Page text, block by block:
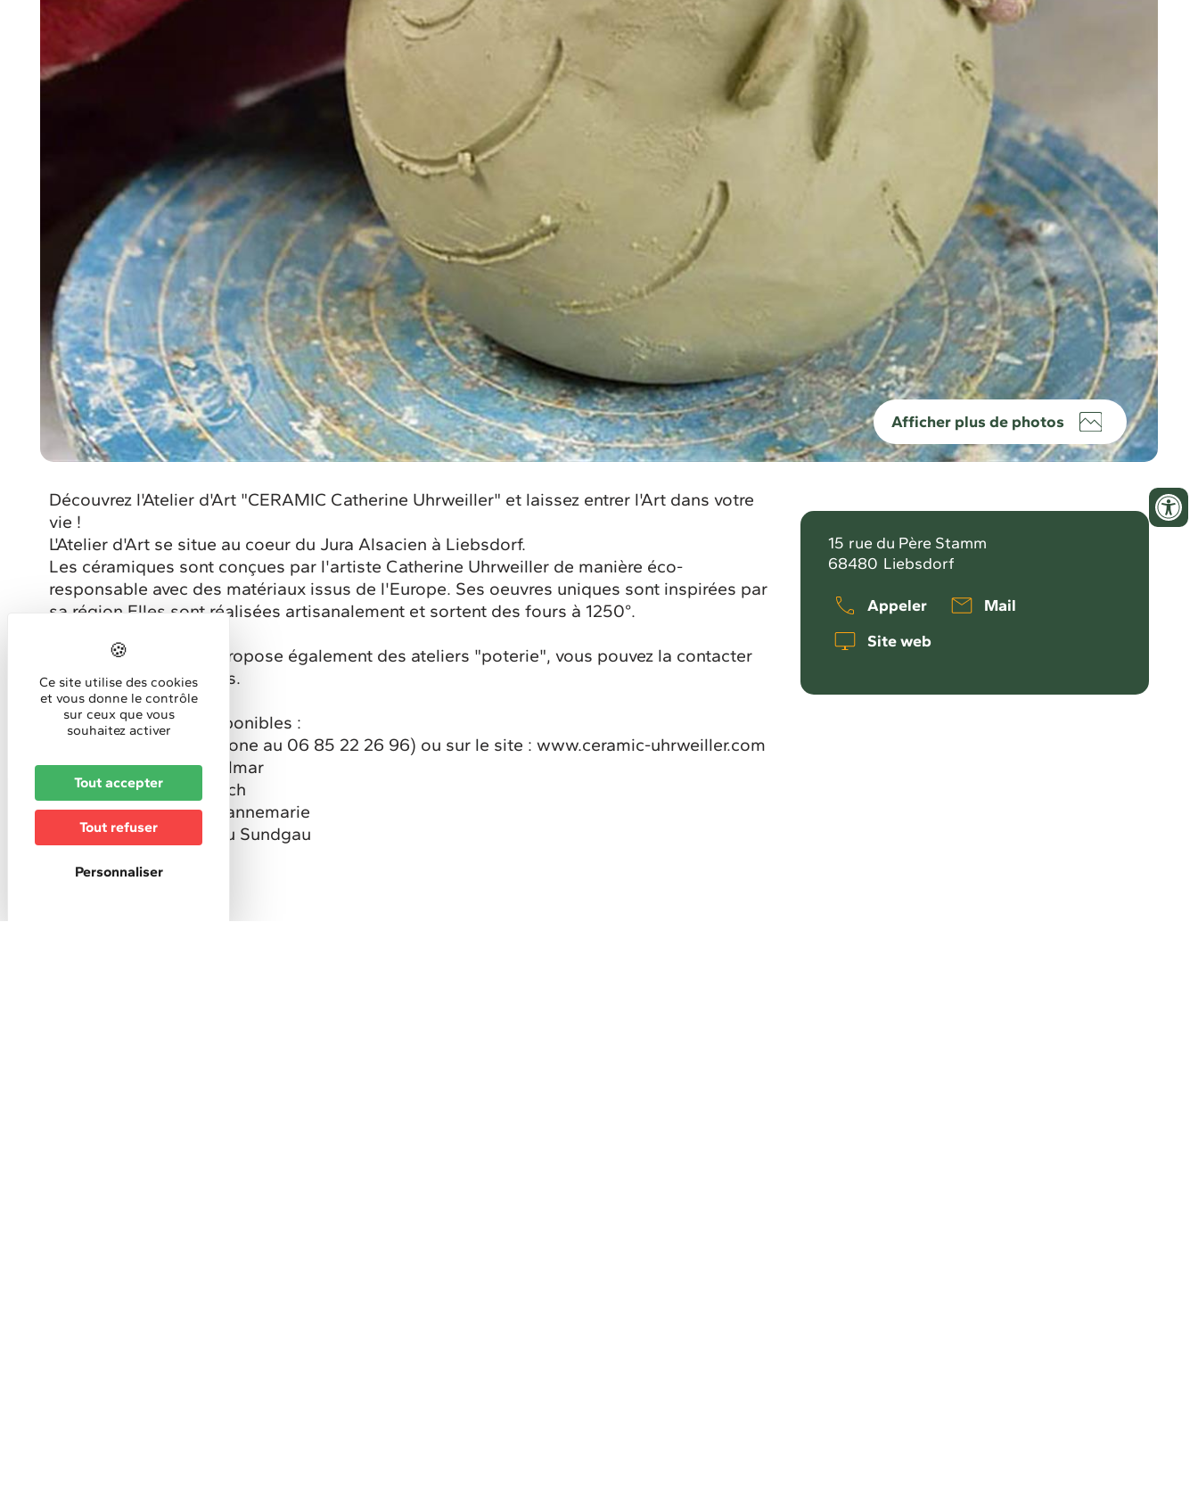
Afficher plus de photos
15 rue du Père Stamm
68480 Liebsdorf
Appeler
Mail
Site web
Découvrez l'Atelier d'Art "CERAMIC Catherine Uhrweiller" et laissez entrer l'Art dans votre
vie !
L'Atelier d'Art se situe au coeur du Jura Alsacien à Liebsdorf.
Les céramiques sont conçues par l'artiste Catherine Uhrweiller de manière éco-
responsable avec des matériaux issus de l'Europe. Ses oeuvres uniques sont inspirées par
sa région.Elles sont réalisées artisanalement et sortent des fours à 1250°.
Catherine Uhrweiller propose également des ateliers "poterie", vous pouvez la contacter
pour plus de précisions.
Les créations sont disponibles :
- A l'atelier (par téléphone au 06 85 22 26 96) ou sur le site : www.ceramic-uhrweiller.com
- Alsace Boutique : Colmar
- Black and Tea : Altkirch
- La couture florale : Dannemarie
- Office du Tourisme du Sundgau
Ce site utilise des cookies
et vous donne le contrôle
sur ceux que vous
souhaitez activer
Tout accepter
Tout refuser
Personnaliser